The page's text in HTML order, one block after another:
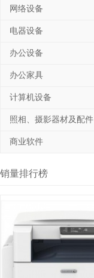
网络设备
电器设备
办公设备
办公家具
计算机设备
照相、摄影器材及配件
商业软件
销量排行榜